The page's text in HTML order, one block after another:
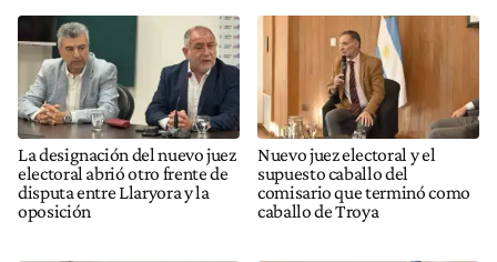
La designación del nuevo juez
electoral abrió otro frente de
disputa entre Llaryora y la
oposición
Nuevo juez electoral y el
supuesto caballo del
comisario que terminó como
caballo de Troya